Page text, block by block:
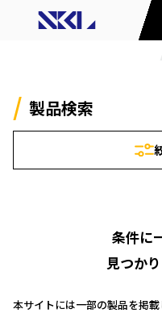
製品検索
条件に
見つか
本サイトには一部の製品を掲載